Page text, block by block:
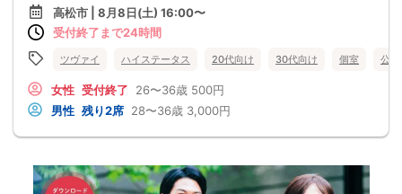
高松市 | 8月8日(土) 16:00〜
受付終了まで24時間
ツヴァイ ハイステータス 20代向け 30代向け 個室 公
女性 受付終了 26〜36歳 500円
男性 残り2席 28〜36歳 3,000円